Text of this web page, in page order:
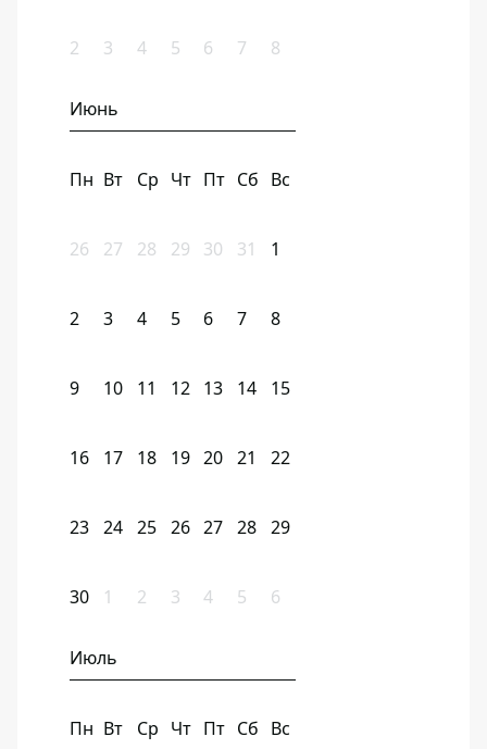
2 3 4 5 6 7 8
Июнь
Пн Вт Ср Чт Пт Сб Вс
26 27 28 29 30 31 1
2 3 4 5 6 7 8
9 10 11 12 13 14 15
16 17 18 19 20 21 22
23 24 25 26 27 28 29
30 1 2 3 4 5 6
Июль
Пн Вт Ср Чт Пт Сб Вс